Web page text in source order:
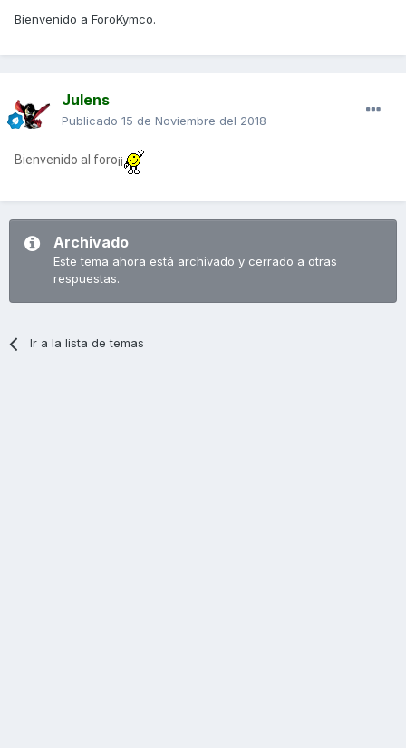
Bienvenido a ForoKymco.
Julens
Publicado 15 de Noviembre del 2018
Bienvenido al foro¡¡
Archivado
Este tema ahora está archivado y cerrado a otras
respuestas.
Ir a la lista de temas